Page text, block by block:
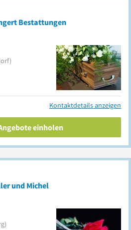
Bestattungen
Kontaktdetails anzeigen
einholen
und Michel